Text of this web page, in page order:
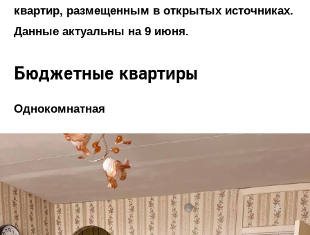
квартир, размещенным в открытых источниках.
Данные актуальны на 9 июня.
Бюджетные квартиры
Однокомнатная